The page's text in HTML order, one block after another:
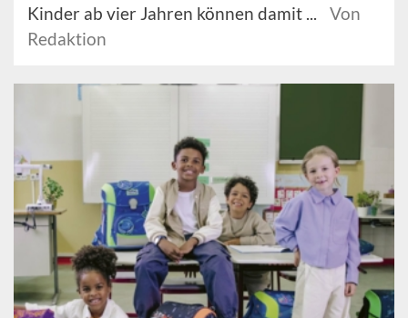
Kinder ab vier Jahren können damit ...
Von
Redaktion